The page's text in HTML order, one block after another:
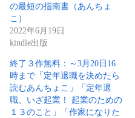
の最短の指南書（あんちょ
こ）
2022年6月19日
kindle出版
終了３作無料：～3月20日16
時まで「定年退職を決めたら
読むあんちょこ」「定年退
職、いざ起業！ 起業のための
１３のこと」「作家になりた